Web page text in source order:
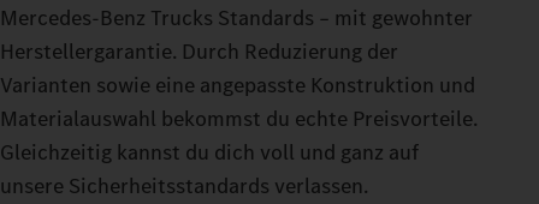
Mercedes‑Benz Trucks Standards – mit gewohnter
Herstellergarantie. Durch Reduzierung der
Varianten sowie eine angepasste Konstruktion und
Materialauswahl bekommst du echte Preisvorteile.
Gleichzeitig kannst du dich voll und ganz auf
unsere Sicherheitsstandards verlassen.